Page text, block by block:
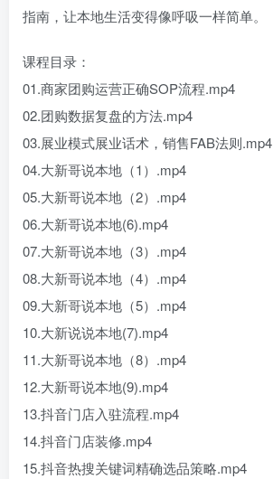
指南，让本地生活变得像呼吸一样简单。
课程目录：
01.商家团购运营正确SOP流程.mp4
02.团购数据复盘的方法.mp4
03.展业模式展业话术，销售FAB法则.mp4
04.大新哥说本地（1）.mp4
05.大新哥说本地（2）.mp4
06.大新哥说本地(6).mp4
07.大新哥说本地（3）.mp4
08.大新哥说本地（4）.mp4
09.大新哥说本地（5）.mp4
10.大新说说本地(7).mp4
11.大新哥说本地（8）.mp4
12.大新哥说本地(9).mp4
13.抖音门店入驻流程.mp4
14.抖音门店装修.mp4
15.抖音热搜关键词精确选品策略.mp4